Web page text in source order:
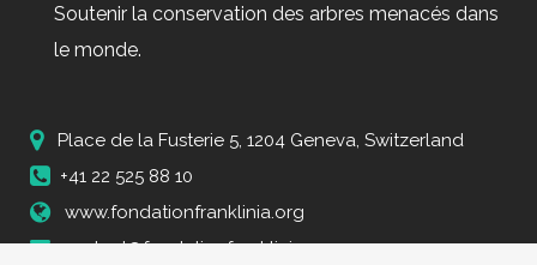
Soutenir la conservation des arbres menacés dans
le monde.
Place de la Fusterie 5, 1204 Geneva, Switzerland
+41 22 525 88 10
www.fondationfranklinia.org
contact@fondationfranklinia.org